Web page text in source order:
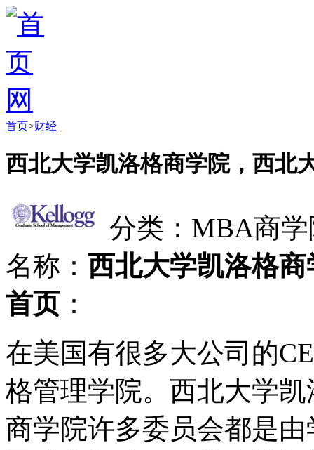
首页>财经
西北大学凯洛格商学院，西北
分类：MBA商
名称： 西北大学凯洛格商
首页 ：
在美国有很多大公司的
格管理学院。西北大学
商学院许多委员会都是